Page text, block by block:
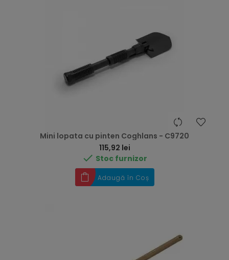
Mini lopata cu pinten Coghlans - C9720
115,92 lei
 Stoc furnizor
Adaugă în Coș